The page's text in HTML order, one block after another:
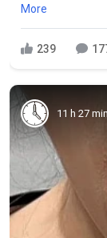
More
239
11 h 27 min